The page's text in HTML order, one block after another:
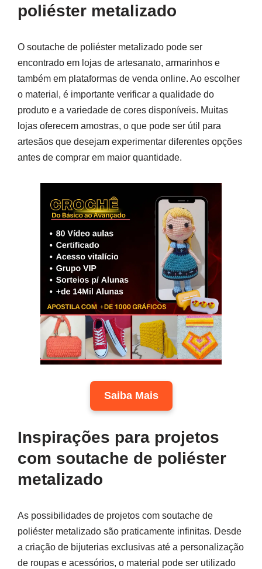
poliéster metalizado
O soutache de poliéster metalizado pode ser
encontrado em lojas de artesanato, armarinhos e
também em plataformas de venda online. Ao escolher
o material, é importante verificar a qualidade do
produto e a variedade de cores disponíveis. Muitas
lojas oferecem amostras, o que pode ser útil para
artesãos que desejam experimentar diferentes opções
antes de comprar em maior quantidade.
Saiba Mais
Inspirações para projetos
com soutache de poliéster
metalizado
As possibilidades de projetos com soutache de
poliéster metalizado são praticamente infinitas. Desde
a criação de bijuterias exclusivas até a personalização
de roupas e acessórios, o material pode ser utilizado